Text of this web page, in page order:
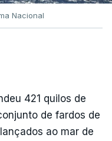
Nacional
421 quilos de
de fardos de
ao mar de